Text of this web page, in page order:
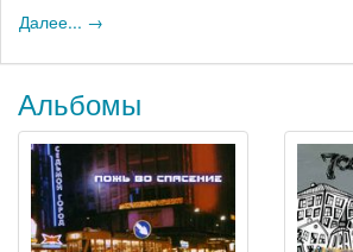
Далее... →
Альбомы